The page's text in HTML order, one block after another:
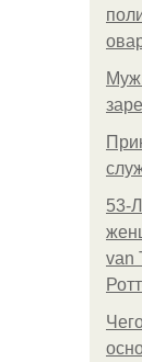
53-
van